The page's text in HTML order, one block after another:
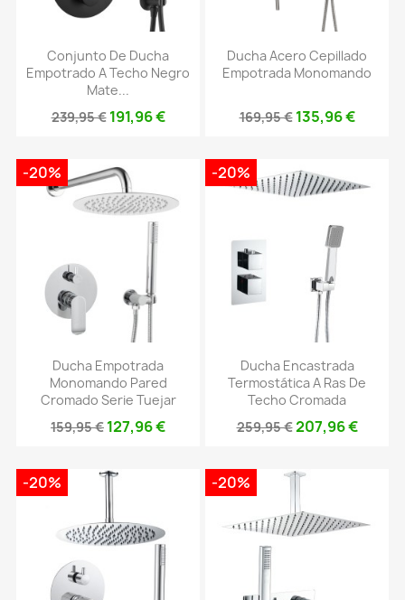
Conjunto De Ducha
Empotrado A Techo Negro
Mate...
239,95 € 191,96 €
Ducha Acero Cepillado
Empotrada Monomando
169,95 € 135,96 €
Ducha Empotrada
Monomando Pared
Cromado Serie Tuejar
159,95 € 127,96 €
-20%
Ducha Encastrada
Termostática A Ras De
Techo Cromada
259,95 €207,96 €
-20%
-20% -20%